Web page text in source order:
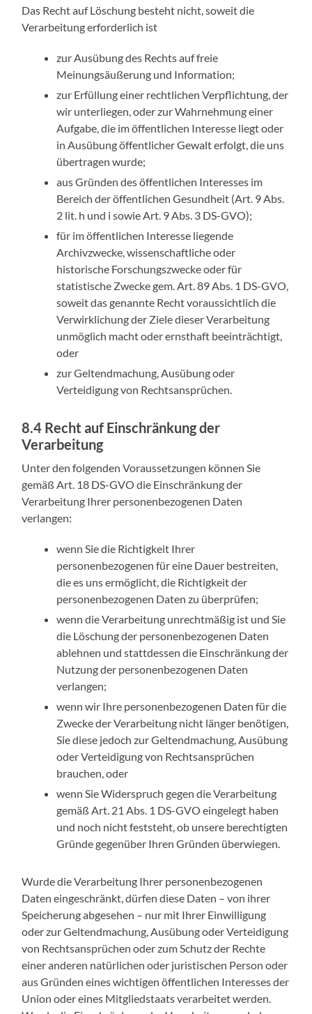
Das Recht auf Löschung besteht nicht, soweit die
Verarbeitung erforderlich ist
zur Ausübung des Rechts auf freie
Meinungsäußerung und Information;
zur Erfüllung einer rechtlichen Verpflichtung, der
wir unterliegen, oder zur Wahrnehmung einer
Aufgabe, die im öffentlichen Interesse liegt oder
in Ausübung öffentlicher Gewalt erfolgt, die uns
übertragen wurde;
aus Gründen des öffentlichen Interesses im
Bereich der öffentlichen Gesundheit (Art. 9 Abs.
2 lit. h und i sowie Art. 9 Abs. 3 DS-GVO);
für im öffentlichen Interesse liegende
Archivzwecke, wissenschaftliche oder
historische Forschungszwecke oder für
statistische Zwecke gem. Art. 89 Abs. 1 DS-GVO,
soweit das genannte Recht voraussichtlich die
Verwirklichung der Ziele dieser Verarbeitung
unmöglich macht oder ernsthaft beeinträchtigt,
oder
zur Geltendmachung, Ausübung oder
Verteidigung von Rechtsansprüchen.
8.4 Recht auf Einschränkung der
Verarbeitung
Unter den folgenden Voraussetzungen können Sie
gemäß Art. 18 DS-GVO die Einschränkung der
Verarbeitung Ihrer personenbezogenen Daten
verlangen:
wenn Sie die Richtigkeit Ihrer
personenbezogenen für eine Dauer bestreiten,
die es uns ermöglicht, die Richtigkeit der
personenbezogenen Daten zu überprüfen;
wenn die Verarbeitung unrechtmäßig ist und Sie
die Löschung der personenbezogenen Daten
ablehnen und stattdessen die Einschränkung der
Nutzung der personenbezogenen Daten
verlangen;
wenn wir Ihre personenbezogenen Daten für die
Zwecke der Verarbeitung nicht länger benötigen,
Sie diese jedoch zur Geltendmachung, Ausübung
oder Verteidigung von Rechtsansprüchen
brauchen, oder
wenn Sie Widerspruch gegen die Verarbeitung
gemäß Art. 21 Abs. 1 DS-GVO eingelegt haben
und noch nicht feststeht, ob unsere berechtigten
Gründe gegenüber Ihren Gründen überwiegen.
Wurde die Verarbeitung Ihrer personenbezogenen
Daten eingeschränkt, dürfen diese Daten – von ihrer
Speicherung abgesehen – nur mit Ihrer Einwilligung
oder zur Geltendmachung, Ausübung oder Verteidigung
von Rechtsansprüchen oder zum Schutz der Rechte
einer anderen natürlichen oder juristischen Person oder
aus Gründen eines wichtigen öffentlichen Interesses der
Union oder eines Mitgliedstaats verarbeitet werden.